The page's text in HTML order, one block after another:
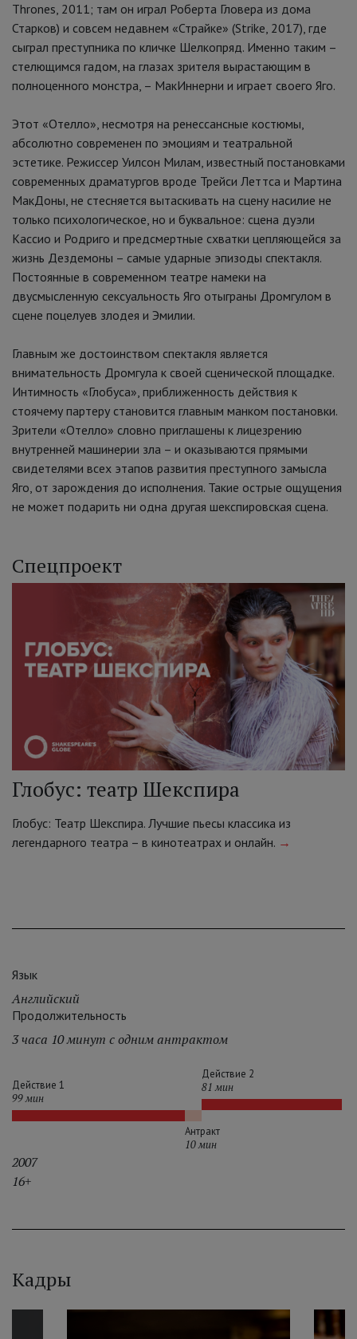
Thrones, 2011; там он играл Роберта Гловера из дома
Старков) и совсем недавнем «Страйке» (Strike, 2017), где
сыграл преступника по кличке Шелкопряд. Именно таким –
стелющимся гадом, на глазах зрителя вырастающим в
полноценного монстра, – МакИннерни и играет своего Яго.
Этот «Отелло», несмотря на ренессансные костюмы,
абсолютно современен по эмоциям и театральной
эстетике. Режиссер Уилсон Милам, известный постановками
современных драматургов вроде Трейси Леттса и Мартина
МакДоны, не стесняется вытаскивать на сцену насилие не
только психологическое, но и буквальное: сцена дуэли
Кассио и Родриго и предсмертные схватки цепляющейся за
жизнь Дездемоны – самые ударные эпизоды спектакля.
Постоянные в современном театре намеки на
двусмысленную сексуальность Яго отыграны Дромгулом в
сцене поцелуев злодея и Эмилии.
Главным же достоинством спектакля является
внимательность Дромгула к своей сценической площадке.
Интимность «Глобуса», приближенность действия к
стоячему партеру становится главным манком постановки.
Зрители «Отелло» словно приглашены к лицезрению
внутренней машинерии зла – и оказываются прямыми
свидетелями всех этапов развития преступного замысла
Яго, от зарождения до исполнения. Такие острые ощущения
не может подарить ни одна другая шекспировская сцена.
Спецпроект
Глобус: театр Шекспира
Глобус: Театр Шекспира. Лучшие пьесы классика из
легендарного театра – в кинотеатрах и онлайн. →
Язык
Английский
Продолжительность
3 часа 10 минут с одним антрактом
Действие 1
99 мин
Антракт
10 мин
Действие 2
81 мин
2007
16+
Кадры